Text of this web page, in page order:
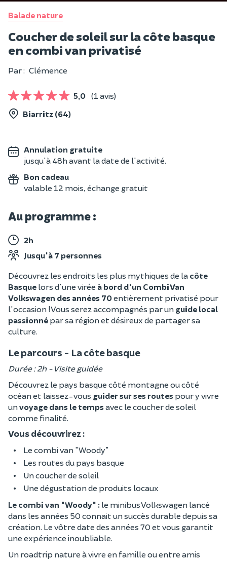
Balade nature
Coucher de soleil sur la côte basque
en combi van privatisé
Par : Clémence
5,0 (1 avis)
Biarritz (64)
Annulation gratuite
jusqu'à 48h avant la date de l'activité.
Bon cadeau
valable 12 mois, échange gratuit
Au programme :
2h
Jusqu'à 7 personnes
Découvrez les endroits les plus mythiques de la côte
Basque lors d'une virée à bord d'un Combi Van
Volkswagen des années 70entièrement privatisé pour
l'occasion ! Vous serez accompagnés par un guide local
passionné par sa région et désireux de partager sa
culture.
Le parcours - La côte basque
Durée : 2h - Visite guidée
Découvrez le pays basque côté montagne ou côté
océan et laissez-vous guider sur ses routes pour y vivre
unvoyage dans le tempsavec le coucher de soleil
comme finalité.
Vous découvrirez :
Le combi van "Woody"
Les routes du pays basque
Un coucher de soleil
Une dégustation de produits locaux
Le combi van "Woody" : le minibus Volkswagen lancé
dans les années 50 connait un succès durable depuis sa
création. Le vôtre date des années 70 et vous garantit
une expérience inoubliable.
Un roadtrip nature à vivre en famille ou entre amis